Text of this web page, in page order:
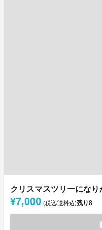
クリスマスツリーになり
¥7,000 (税込/送料込)残り8